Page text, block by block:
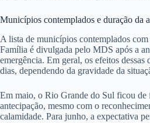
Municípios contemplados e duração da
A lista de municípios contemplados
Família é divulgada pelo MDS após a
emergência. Em geral, os efeitos dessas
dias, dependendo da gravidade da
Em maio, o Rio Grande do Sul ficou de
antecipação, mesmo com o
calamidade. Para junho, a expectativa